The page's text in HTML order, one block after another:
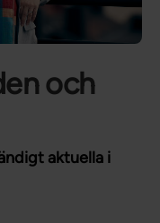
och
aktuella i